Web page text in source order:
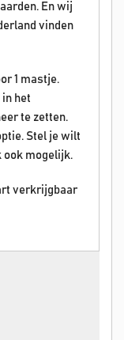
En wij
vinden
1 mastje.
in het
te zetten.
Stel je wilt
ook mogelijk.
verkrijgbaar